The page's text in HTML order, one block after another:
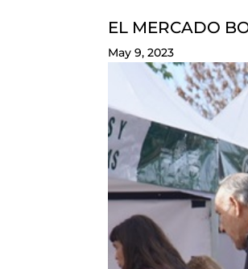
EL MERCADO
May 9, 2023